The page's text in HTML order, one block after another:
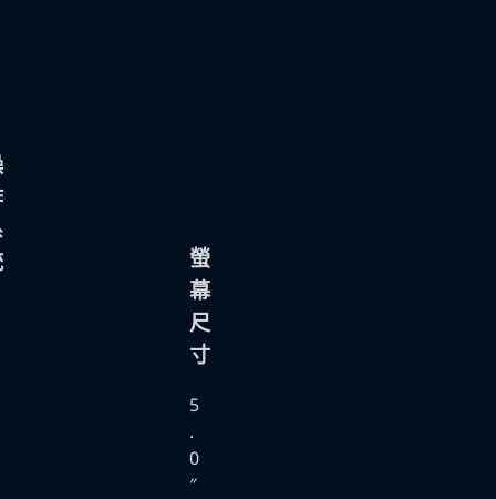
螢
幕
尺
寸
5
.
0
″